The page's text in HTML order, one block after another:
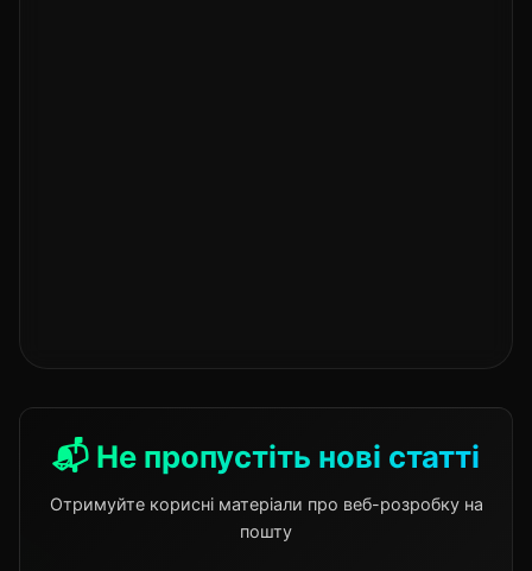
📬 Не пропустіть нові статті
Отримуйте корисні матеріали про веб-розробку на
пошту